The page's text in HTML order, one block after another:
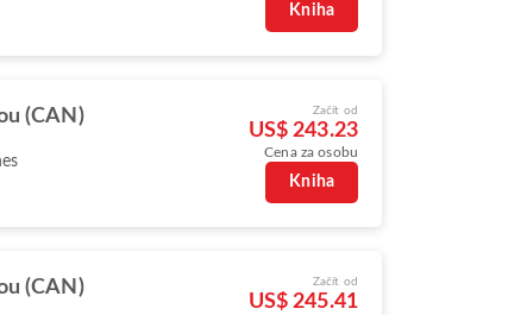
Kniha
(CAN) Začít od
US$ 243.23
Cena za osobu
Kniha
(CAN) Začít od
US$ 245.41